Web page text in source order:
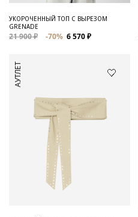
УКОРОЧЕННЫЙ ТОП С ВЫРЕЗОМ
GRENADE
21 900 ₽ -70% 6 570 ₽
АУТЛЕТ